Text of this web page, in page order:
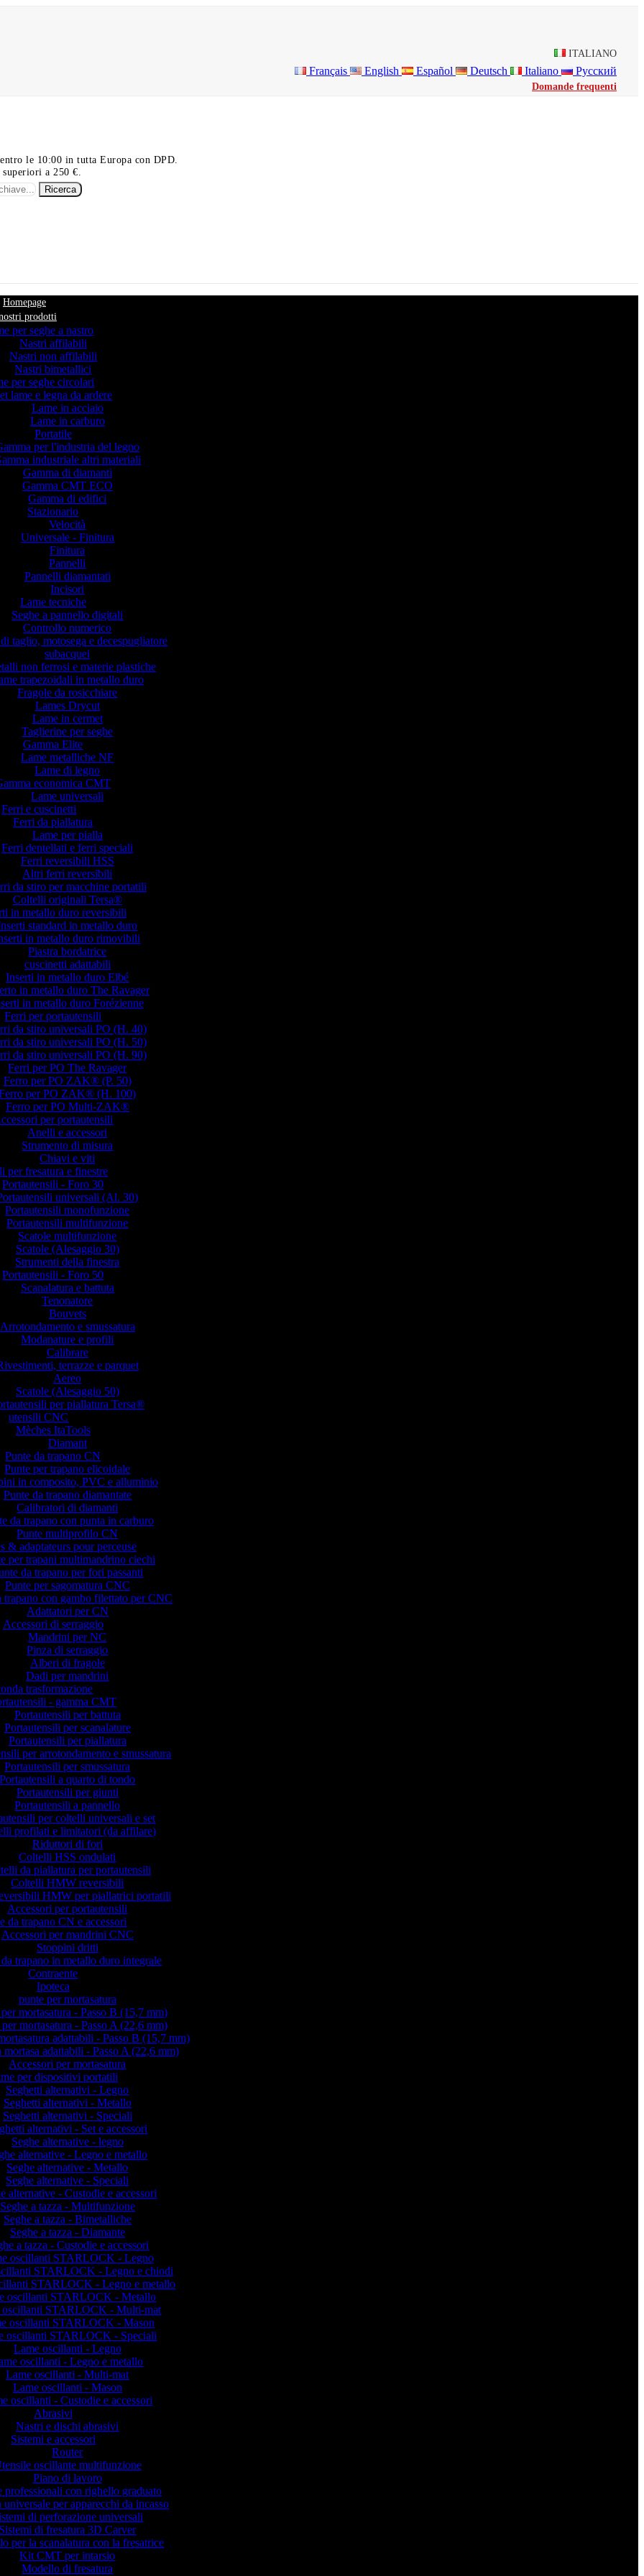
ITALIANO
Français English Español Deutsch Italiano Русский
Domande frequenti
le 10:00 in tutta Europa con DPD.
a 250 €.
Ricerca
Homepage
prodotti
per seghe a nastro
Nastri affilabili
Nastri non affilabili
Nastri bimetallici
per seghe circolari
lame e legna da ardere
Lame in acciaio
Lame in carburo
Portatile
per l'industria del legno
industriale altri materiali
Gamma di diamanti
Gamma CMT ECO
Gamma di edifici
Stazionario
Velocità
Universale - Finitura
Finitura
Pannelli
Pannelli diamantati
Incisori
Lame tecniche
Seghe a pannello digitali
Controllo numerico
taglio, motosega e decespugliatore
subacquei
non ferrosi e materie plastiche
trapezoidali in metallo duro
Fragole da rosicchiare
Lames Drycut
Lame in cermet
Taglierine per seghe
Gamma Elite
Lame metalliche NF
Lame di legno
economica CMT
Lame universali
Ferri e cuscinetti
Ferri da piallatura
Lame per pialla
Ferri dentellati e ferri speciali
Ferri reversibili HSS
Altri ferri reversibili
da stiro per macchine portatili
Coltelli originali Tersa®
in metallo duro reversibili
standard in metallo duro
in metallo duro rimovibili
Piastra bordatrice
cuscinetti adattabili
Inserti in metallo duro Elbé
in metallo duro The Ravager
in metallo duro Forézienne
Ferri per portautensili
da stiro universali PO (H. 40)
da stiro universali PO (H. 50)
da stiro universali PO (H. 90)
Ferri per PO The Ravager
Ferro per PO ZAK® (P. 50)
per PO ZAK® (H. 100)
Ferro per PO Multi-ZAK®
per portautensili
Anelli e accessori
Strumento di misura
Chiavi e viti
per fresatura e finestre
Portautensili - Foro 30
universali (Al. 30)
Portautensili monofunzione
Portautensili multifunzione
Scatole multifunzione
Scatole (Alesaggio 30)
Strumenti della finestra
Portautensili - Foro 50
Scanalatura e battuta
Tenonatore
Bouvets
Arrotondamento e smussatura
Modanature e profili
Calibrare
terrazze e parquet
Aereo
Scatole (Alesaggio 50)
per piallatura Tersa®
utensili CNC
Mèches ItaTools
Diamant
Punte da trapano CN
Punte per trapano elicoidale
in composito, PVC e alluminio
Punte da trapano diamantate
Calibratori di diamanti
da trapano con punta in carburo
Punte multiprofilo CN
& adaptateurs pour perceuse
per trapani multimandrino ciechi
da trapano per fori passanti
Punte per sagomatura CNC
trapano con gambo filettato per CNC
Adattatori per CN
Accessori di serraggio
Mandrini per NC
Pinza di serraggio
Alberi di fragole
Dadi per mandrini
trasformazione
- gamma CMT
Portautensili per battuta
Portautensili per scanalature
Portautensili per piallatura
per arrotondamento e smussatura
Portautensili per smussatura
Portautensili a quarto di tondo
Portautensili per giunti
Portautensili a pannello
per coltelli universali e set
profilati e limitatori (da affilare)
Riduttori di fori
Coltelli HSS ondulati
da piallatura per portautensili
Coltelli HMW reversibili
HMW per piallatrici portatili
Accessori per portautensili
da trapano CN e accessori
Accessori per mandrini CNC
Stoppini dritti
trapano in metallo duro integrale
Contraente
Ipoteca
punte per mortasatura
mortasatura - Passo B (15,7 mm)
per mortasatura - Passo A (22,6 mm)
adattabili - Passo B (15,7 mm)
mortasa adattabili - Passo A (22,6 mm)
Accessori per mortasatura
per dispositivi portatili
Seghetti alternativi - Legno
Seghetti alternativi - Metallo
Seghetti alternativi - Speciali
alternativi - Set e accessori
Seghe alternative - legno
alternative - Legno e metallo
Seghe alternative - Metallo
Seghe alternative - Speciali
alternative - Custodie e accessori
Seghe a tazza - Multifunzione
Seghe a tazza - Bimetalliche
Seghe a tazza - Diamante
a tazza - Custodie e accessori
oscillanti STARLOCK - Legno
STARLOCK - Legno e chiodi
STARLOCK - Legno e metallo
oscillanti STARLOCK - Metallo
oscillanti STARLOCK - Multi-mat
oscillanti STARLOCK - Mason
oscillanti STARLOCK - Speciali
Lame oscillanti - Legno
oscillanti - Legno e metallo
Lame oscillanti - Multi-mat
Lame oscillanti - Mason
oscillanti - Custodie e accessori
Abrasivi
Nastri e dischi abrasivi
Sistemi e accessori
Router
oscillante multifunzione
Piano di lavoro
professionali con righello graduato
universale per apparecchi da incasso
di perforazione universali
Sistemi di fresatura 3D Carver
per la scanalatura con la fresatrice
Kit CMT per intarsio
Modello di fresatura